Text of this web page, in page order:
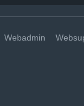
Webadmin